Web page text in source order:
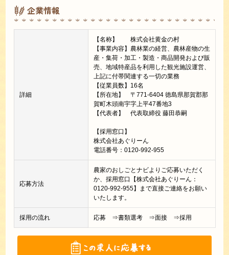
企業情報
詳細
【名称】 株式会社黄金の村
【事業内容】農林業の経営、農林産物の生
産・集荷・加工・製造・商品開発および販
売、地域特産品を利用した観光施設運営、
上記に付帯関連する一切の業務
【従業員数】16名
【所在地】 〒771-6404 徳島県那賀郡那
賀町木頭南宇字上平47番地3
【代表者】 代表取締役 藤田恭嗣
【採用窓口】
株式会社あぐりーん
電話番号：0120-992-955
応募方法
農家のおしごとナビよりご応募いただく
か、採用窓口【株式会社あぐりーん：
0120-992-955】まで直接ご連絡をお願い
いたします。
採用の流れ 応募 ⇒書類選考 ⇒面接 ⇒採用